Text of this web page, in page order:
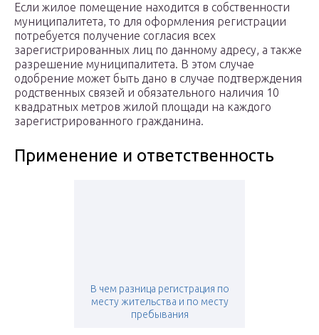
Если жилое помещение находится в собственности
муниципалитета, то для оформления регистрации
потребуется получение согласия всех
зарегистрированных лиц по данному адресу, а также
разрешение муниципалитета. В этом случае
одобрение может быть дано в случае подтверждения
родственных связей и обязательного наличия 10
квадратных метров жилой площади на каждого
зарегистрированного гражданина.
Применение и ответственность
В чем разница регистрация по
месту жительства и по месту
пребывания